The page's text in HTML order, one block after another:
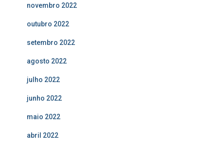
novembro 2022
outubro 2022
setembro 2022
agosto 2022
julho 2022
junho 2022
maio 2022
abril 2022